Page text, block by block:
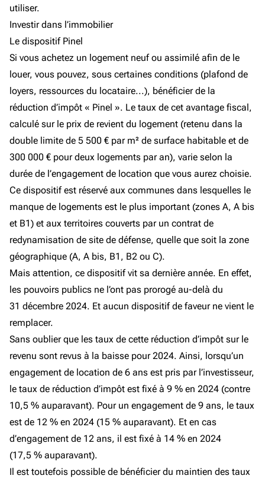
utiliser.
Investir dans l’immobilier
Le dispositif Pinel
Si vous achetez un logement neuf ou assimilé afin de le
louer, vous pouvez, sous certaines conditions (plafond de
loyers, ressources du locataire...), bénéficier de la
réduction d’impôt « Pinel ». Le taux de cet avantage fiscal,
calculé sur le prix de revient du logement (retenu dans la
double limite de 5 500 € par m² de surface habitable et de
300 000 € pour deux logements par an), varie selon la
durée de l’engagement de location que vous aurez choisie.
Ce dispositif est réservé aux communes dans lesquelles le
manque de logements est le plus important (zones A, A bis
et B1) et aux territoires couverts par un contrat de
redynamisation de site de défense, quelle que soit la zone
géographique (A, A bis, B1, B2 ou C).
Mais attention, ce dispositif vit sa dernière année. En effet,
les pouvoirs publics ne l’ont pas prorogé au-delà du
31 décembre 2024. Et aucun dispositif de faveur ne vient le
remplacer.
Sans oublier que les taux de cette réduction d’impôt sur le
revenu sont revus à la baisse pour 2024. Ainsi, lorsqu’un
engagement de location de 6 ans est pris par l’investisseur,
le taux de réduction d’impôt est fixé à 9 % en 2024 (contre
10,5 % auparavant). Pour un engagement de 9 ans, le taux
est de 12 % en 2024 (15 % auparavant). Et en cas
d’engagement de 12 ans, il est fixé à 14 % en 2024
(17,5 % auparavant).
Il est toutefois possible de bénéficier du maintien des taux